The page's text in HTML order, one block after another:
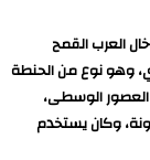
العرب القمح
وهو نوع من الحنطة
الوسطى،
وكان يستخدم